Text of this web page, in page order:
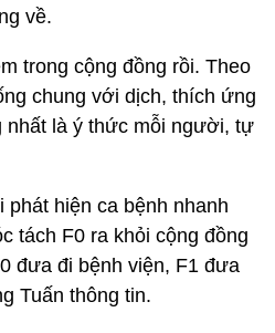
về.
trong cộng đồng rồi. Theo
chung với dịch, thích ứng
nhất là ý thức mỗi người, tự
hiện ca bệnh nhanh
tách F0 ra khỏi cộng đồng
đưa đi bệnh viện, F1 đưa
Tuấn thông tin.